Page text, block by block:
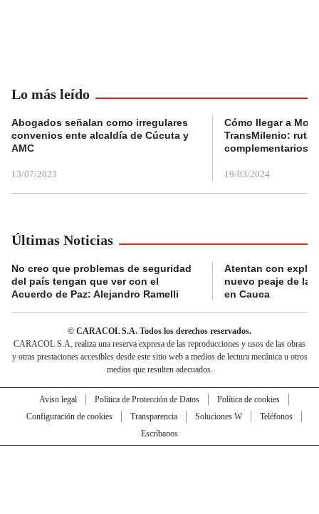
Lo más leído
Abogados señalan como irregulares
convenios ente alcaldía de Cúcuta y
AMC
13/07/2023
Cómo llegar a
TransMilenio:
complementarios
19/03/2024
Últimas Noticias
No creo que problemas de seguridad
del país tengan que ver con el
Acuerdo de Paz: Alejandro Ramelli
Atentan con
nuevo peaje de la
en Cauca
© CARACOL S.A. Todos los derechos reservados.
CARACOL S.A. realiza una reserva expresa de las reproducciones y usos de las obras
y otras prestaciones accesibles desde este sitio web a medios de lectura mecánica u otros
medios que resulten adecuados.
Aviso legal Política de Protección de Datos
Política de cookies
Configuración de cookies
Transparencia Soluciones W
Teléfonos
Escríbanos